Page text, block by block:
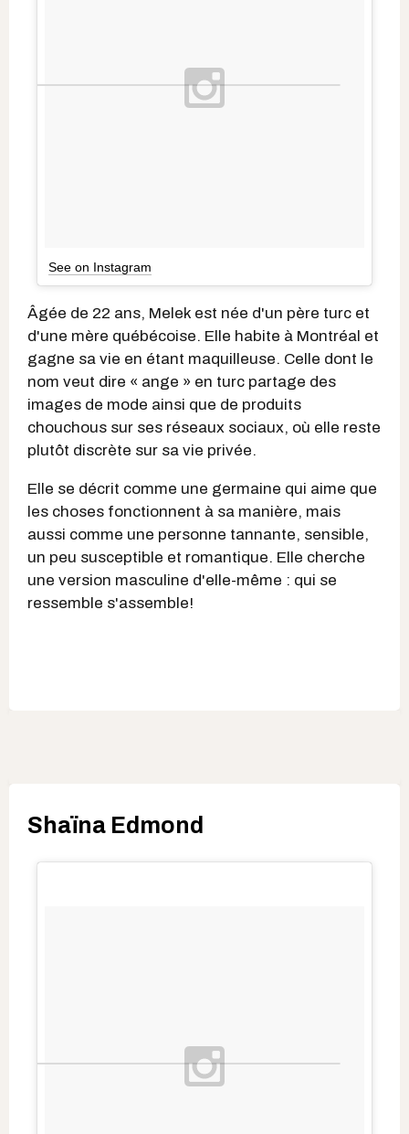
See on Instagram
Âgée de 22 ans, Melek est née d'un père turc et
d'une mère québécoise. Elle habite à Montréal et
gagne sa vie en étant maquilleuse. Celle dont le
nom veut dire « ange » en turc partage des
images de mode ainsi que de produits
chouchous sur ses réseaux sociaux, où elle reste
plutôt discrète sur sa vie privée.
Elle se décrit comme une germaine qui aime que
les choses fonctionnent à sa manière, mais
aussi comme une personne tannante, sensible,
un peu susceptible et romantique. Elle cherche
une version masculine d'elle-même : qui se
ressemble s'assemble!
Shaïna Edmond